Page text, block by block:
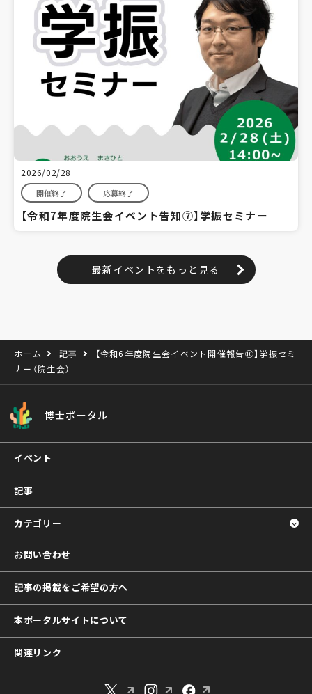
2026/02/28
開催終了 応募終了
【令和7年度院生会イベント告知⑦】学振セミナー
最新イベントをもっと見る
ホーム 記事
【令和6年度院生会イベント開催報告⑩】学振セミ
ナー（院生会）
博士ポータル
イベント
記事
カテゴリー
お問い合わせ
記事の掲載をご希望の方へ
本ポータルサイトについて
関連リンク